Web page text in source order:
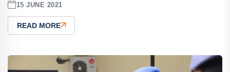
15 JUNE 2021
READ MORE